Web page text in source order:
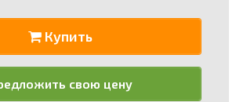
Купить
свою цену